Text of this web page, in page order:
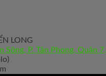
LONG
Sông, P. Tân Phong, Quận